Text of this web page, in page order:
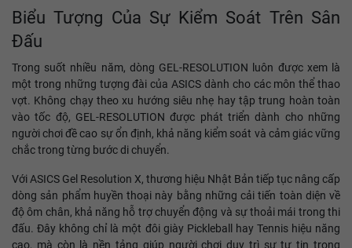
Biểu Tượng Của Sự Kiểm Soát Trên Sân
Đấu
Trong suốt nhiều năm, dòng GEL-RESOLUTION luôn được xem là
một trong những tượng đài của ASICS dành cho các môn thể thao
vợt. Không chạy theo xu hướng siêu nhẹ hay tập trung hoàn toàn
vào tốc độ, GEL-RESOLUTION được phát triển dành cho những
người chơi đề cao sự ổn định, khả năng kiểm soát và cảm giác vững
chắc trong từng bước di chuyển.
Với ASICS Gel Resolution X, thương hiệu Nhật Bản tiếp tục nâng cấp
dòng sản phẩm huyền thoại này bằng những cải tiến toàn diện về
độ ôm chân, khả năng hỗ trợ chuyển động và sự thoải mái trong thi
đấu. Đây không chỉ là một đôi giày Pickleball hay Tennis hiệu năng
cao, mà còn là nền tảng giúp người chơi duy trì sự tự tin trong